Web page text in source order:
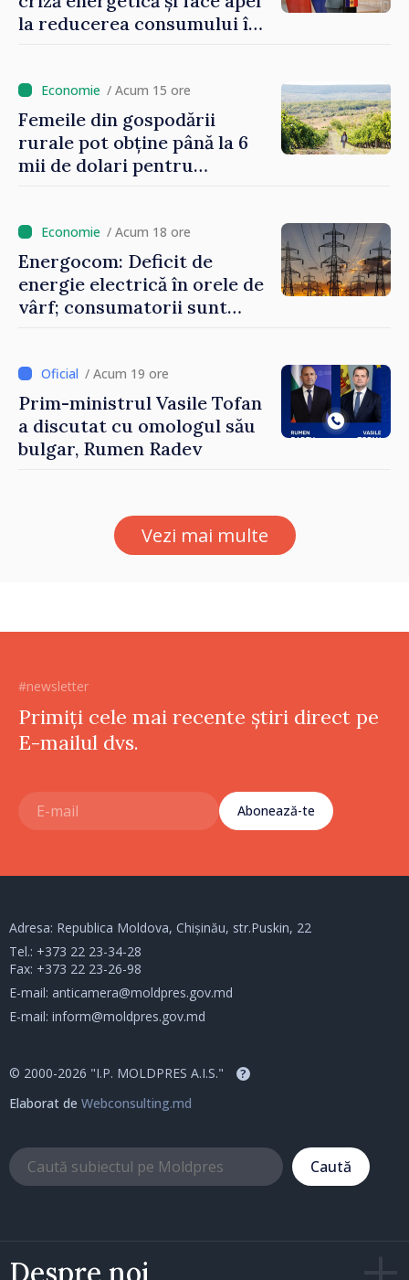
la reducerea consumului în
un nivel mai mic”
/ Acum 15 ore
Femeile din gospodării
rurale pot obține până la 6
mii de dolari pentru
/ Acum 18 ore
Energocom: Deficit de
energie electrică în orele de
vârf; consumatorii sunt
/ Acum 19 ore
Prim-ministrul Vasile Tofan
a discutat cu omologul său
bulgar, Rumen Radev
Vezi mai multe
#newsletter
Primiți cele mai recente știri direct pe
E-mailul dvs.
Abonează-te
Despre noi
Adresa: Republica Moldova, Chișinău, str.Puskin, 22
Tel.: +373 22 23-34-28
Fax: +373 22 23-26-98
E-mail: anticamera@moldpres.gov.md
E-mail: inform@moldpres.gov.md
© 2000-2026 "I.P. MOLDPRES A.I.S." ?
Elaborat de Webconsulting.md
Caută